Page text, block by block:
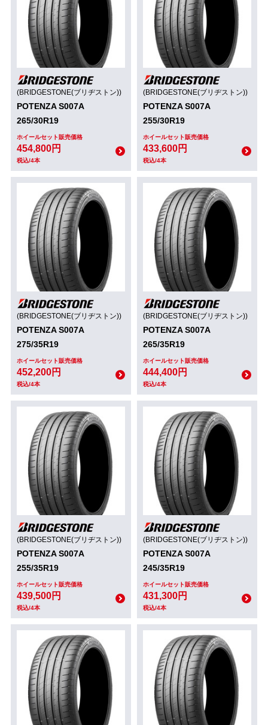
(BRIDGESTONE(ブリヂストン))
POTENZA S007A
265/30R19
ホイールセット販売価格
454,800円
税込/4本
(BRIDGESTONE(ブリヂストン))
POTENZA S007A
255/30R19
ホイールセット販売価格
433,600円
税込/4本
(BRIDGESTONE(ブリヂストン))
POTENZA S007A
275/35R19
ホイールセット販売価格
452,200円
税込/4本
(BRIDGESTONE(ブリヂストン))
POTENZA S007A
265/35R19
ホイールセット販売価格
444,400円
税込/4本
(BRIDGESTONE(ブリヂストン))
POTENZA S007A
255/35R19
ホイールセット販売価格
439,500円
税込/4本
(BRIDGESTONE(ブリヂストン))
POTENZA S007A
245/35R19
ホイールセット販売価格
431,300円
税込/4本